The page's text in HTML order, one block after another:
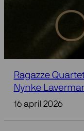
Ragazze
Nynke
16 april 2026